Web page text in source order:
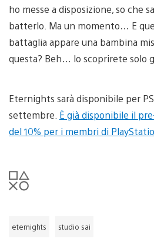
ho messe a disposizione, so che
batterlo. Ma un momento… E
battaglia appare una bambina
questa? Beh… lo scoprirete solo
Eternights sarà disponibile per
settembre. È già disponibile il
del 10% per i membri di
eternights studio sai